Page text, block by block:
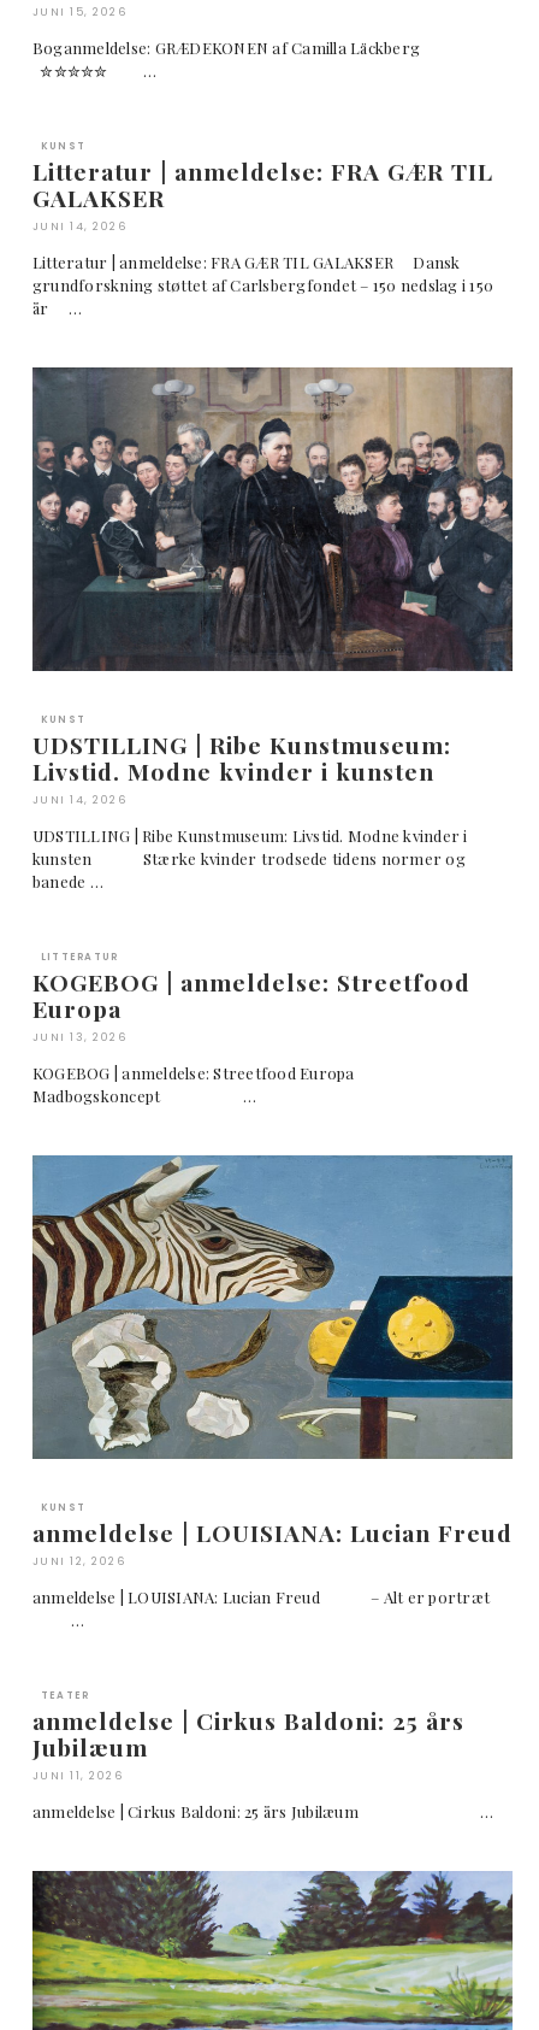
JUNI 15, 2026
Boganmeldelse: GRÆDEKONEN af Camilla Läckberg
✮✮✮✮✮ …
KUNST
Litteratur | anmeldelse: FRA GÆR TIL
GALAKSER
JUNI 14, 2026
Litteratur | anmeldelse: FRA GÆR TIL GALAKSER Dansk
grundforskning støttet af Carlsbergfondet – 150 nedslag i 150
år …
KUNST
UDSTILLING | Ribe Kunstmuseum:
Livstid. Modne kvinder i kunsten
JUNI 14, 2026
UDSTILLING | Ribe Kunstmuseum: Livstid. Modne kvinder i
kunsten Stærke kvinder trodsede tidens normer og
banede …
LITTERATUR
KOGEBOG | anmeldelse: Streetfood
Europa
JUNI 13, 2026
KOGEBOG | anmeldelse: Streetfood Europa
Madbogskoncept …
KUNST
anmeldelse | LOUISIANA: Lucian Freud
JUNI 12, 2026
anmeldelse | LOUISIANA: Lucian Freud – Alt er portræt
…
TEATER
anmeldelse | Cirkus Baldoni: 25 års
Jubilæum
JUNI 11, 2026
anmeldelse | Cirkus Baldoni: 25 års Jubilæum …